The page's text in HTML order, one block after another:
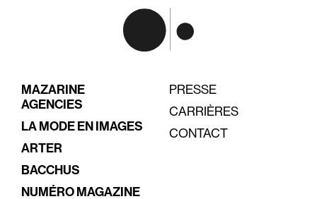
MAZARINE
AGENCIES
LA MODE EN IMAGES
ARTER
BACCHUS
NUMÉRO MAGAZINE
PRESSE
CARRIÈRES
CONTACT